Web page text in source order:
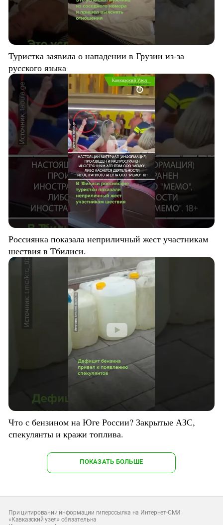
Туристка заявила о нападении в Грузии из-за
русского языка
Россиянка показала неприличный жест участникам
шествия в Тбилиси.
Что с бензином на Юге России? Закрытые АЗС,
спекулянты и кражи топлива.
ПОКАЗАТЬ БОЛЬШЕ
При цитировании информации гиперссылка на Интернет-СМИ
«Кавказский узел» обязательна